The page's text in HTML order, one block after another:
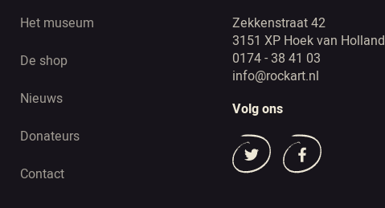
Het museum
De shop
Nieuws
Donateurs
Contact
Zekkenstraat 42
3151 XP Hoek van Holland
0174 - 38 41 03
info@rockart.nl
Volg ons